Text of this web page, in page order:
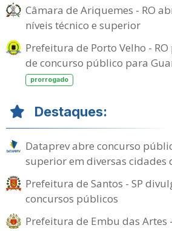
Câmara de Ariquemes - RO
níveis técnico e superior
Prefeitura de Porto Velho -
de concurso público para
prorrogado
Destaques:
Dataprev abre concurso
superior em diversas cidades
Prefeitura de Santos - SP
concursos públicos
Prefeitura de Embu das Artes